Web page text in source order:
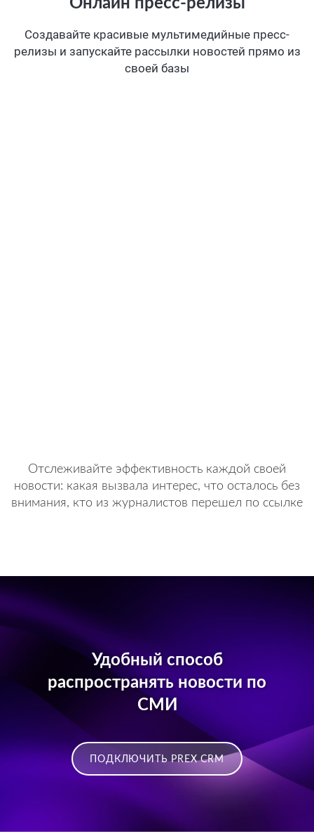
Онлайн пресс-релизы
Создавайте красивые мультимедийные пресс-
релизы и запускайте рассылки новостей прямо из
своей базы
Отслеживайте эффективность каждой своей
новости: какая вызвала интерес, что осталось без
внимания, кто из журналистов перешел по ссылке
Удобный способ
распространять новости по
СМИ
ПОДКЛЮЧИТЬ PREX CRM